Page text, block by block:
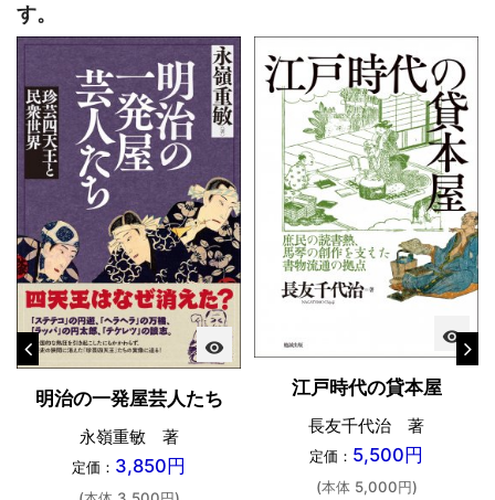
す。
visibility
明治の一発屋芸人たち
永嶺重敏 著
定価： 3,850円
visibility
江戸時代の貸本屋
長友千代治 著
定価： 5,500円
(本体 5,000円)